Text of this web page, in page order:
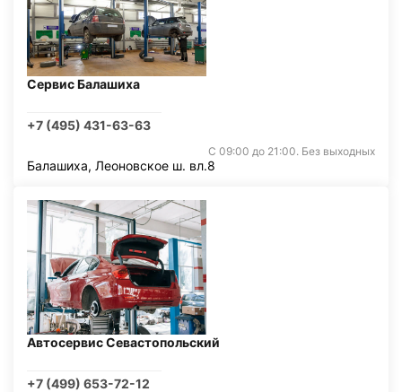
Сервис Балашиха
+7 (495) 431-63-63
С 09:00 до 21:00. Без выходных
Балашиха, Леоновское ш. вл.8
Автосервис Севастопольский
+7 (499) 653-72-12